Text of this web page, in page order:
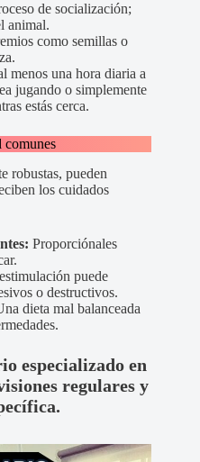
de socialización;
animal.
como semillas o
menos una hora diaria a
jugando o simplemente
estás cerca.
comunes
robustas, pueden
los cuidados
Proporciónales
puede
o destructivos.
dieta mal balanceada
especializado en
regulares y